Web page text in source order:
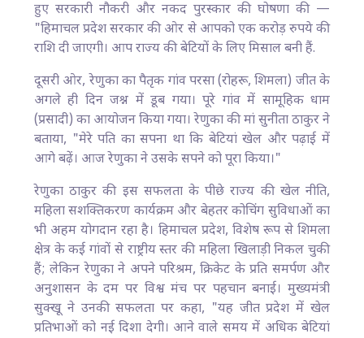
हुए सरकारी नौकरी और नकद पुरस्कार की घोषणा की —
"हिमाचल प्रदेश सरकार की ओर से आपको एक करोड़ रुपये की
राशि दी जाएगी। आप राज्य की बेटियों के लिए मिसाल बनी हैं.​
दूसरी ओर, रेणुका का पैतृक गांव परसा (रोहरू, शिमला) जीत के
अगले ही दिन जश्न में डूब गया। पूरे गांव में सामूहिक धाम
(प्रसादी) का आयोजन किया गया। रेणुका की मां सुनीता ठाकुर ने
बताया, "मेरे पति का सपना था कि बेटियां खेल और पढ़ाई में
आगे बढ़ें। आज रेणुका ने उसके सपने को पूरा किया।"​
रेणुका ठाकुर की इस सफलता के पीछे राज्य की खेल नीति,
महिला सशक्तिकरण कार्यक्रम और बेहतर कोचिंग सुविधाओं का
भी अहम योगदान रहा है। हिमाचल प्रदेश, विशेष रूप से शिमला
क्षेत्र के कई गांवों से राष्ट्रीय स्तर की महिला खिलाड़ी निकल चुकी
हैं; लेकिन रेणुका ने अपने परिश्रम, क्रिकेट के प्रति समर्पण और
अनुशासन के दम पर विश्व मंच पर पहचान बनाई। मुख्यमंत्री
सुक्खू ने उनकी सफलता पर कहा, "यह जीत प्रदेश में खेल
प्रतिभाओं को नई दिशा देगी। आने वाले समय में अधिक बेटियां